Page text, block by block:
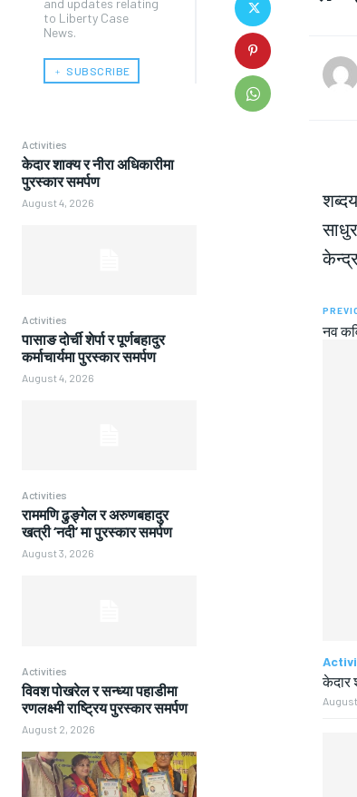
and updates relating
to Liberty Case
News.
﹢ SUBSCRIBE
Activities
केदार शाक्य र नीरा अधिकारीमा
पुरस्कार समर्पण
August 4, 2026
Activities
पासाङ दोर्ची शेर्पा र पूर्णबहादुर
कर्माचार्यमा पुरस्कार समर्पण
August 4, 2026
Activities
राममणि ढुङ्गेल र अरुणबहादुर
खत्री ‘नदी’ मा पुरस्कार समर्पण
August 3, 2026
Activities
विवश पोखरेल र सन्ध्या पहाडीमा
रणलक्ष्मी राष्ट्रिय पुरस्कार समर्पण
August 2, 2026
नव
केदार